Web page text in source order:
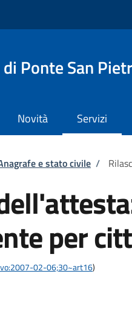
Ponte San
Novità Servizi
pane
e stato civile /
per
02-06;30~art16)